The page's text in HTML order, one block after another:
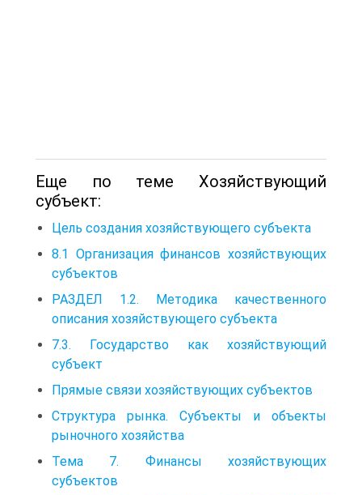
Еще по теме Хозяйствующий
субъект:
Цель создания хозяйствующего субъекта
8.1 Организация финансов хозяйствующих
субъектов
РАЗДЕЛ 1.2. Методика качественного
описания хозяйствующего субъекта
7.3. Государство как хозяйствующий
субъект
Прямые связи хозяйствующих субъектов
Структура рынка. Субъекты и объекты
рыночного хозяйства
Тема 7. Финансы хозяйствующих
субъектов